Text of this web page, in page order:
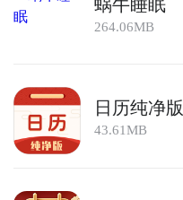
蜗牛睡眠
264.06MB
日历纯净版
43.61MB